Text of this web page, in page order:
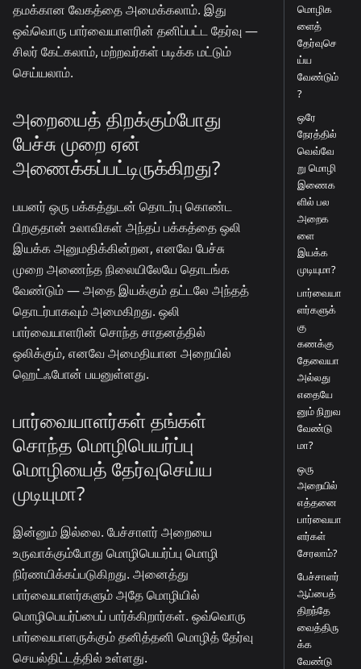
தமக்கான வேகத்தை அமைக்கலாம். இது
ஒவ்வொரு பார்வையாளரின் தனிப்பட்ட தேர்வு —
சிலர் கேட்கலாம், மற்றவர்கள் படிக்க மட்டும்
செய்யலாம்.
அறையைத் திறக்கும்போது
பேச்சு முறை ஏன்
அணைக்கப்பட்டிருக்கிறது?
பயனர் ஒரு பக்கத்துடன் தொடர்பு கொண்ட
பிறகுதான் உலாவிகள் அந்தப் பக்கத்தை ஒலி
இயக்க அனுமதிக்கின்றன, எனவே பேச்சு
முறை அணைந்த நிலையிலேயே தொடங்க
வேண்டும் — அதை இயக்கும் தட்டலே அந்தத்
தொடர்பாகவும் அமைகிறது. ஒலி
பார்வையாளரின் சொந்த சாதனத்தில்
ஒலிக்கும், எனவே அமைதியான அறையில்
ஹெட்ஃபோன் பயனுள்ளது.
பார்வையாளர்கள் தங்கள்
சொந்த மொழிபெயர்ப்பு
மொழியைத் தேர்வுசெய்ய
முடியுமா?
இன்னும் இல்லை. பேச்சாளர் அறையை
உருவாக்கும்போது மொழிபெயர்ப்பு மொழி
நிர்ணயிக்கப்படுகிறது. அனைத்து
பார்வையாளர்களும் அதே மொழியில்
மொழிபெயர்ப்பைப் பார்க்கிறார்கள். ஒவ்வொரு
பார்வையாளருக்கும் தனித்தனி மொழித் தேர்வு
செயல்திட்டத்தில் உள்ளது.
மொழிக
ளைத்
தேர்வுசெ
ய்ய
வேண்டும்
?
ஒரே
நேரத்தில்
வெவ்வே
று மொழி
இணைக
ளில் பல
அறைக
ளை
இயக்க
முடியுமா?
பார்வையா
ளர்களுக்
கு
கணக்கு
தேவையா
அல்லது
எதையே
னும் நிறுவ
வேண்டு
மா?
ஒரு
அறையில்
எத்தனை
பார்வையா
ளர்கள்
சேரலாம்?
பேச்சாளர்
ஆப்பைத்
திறந்தே
வைத்திரு
க்க
வேண்டு